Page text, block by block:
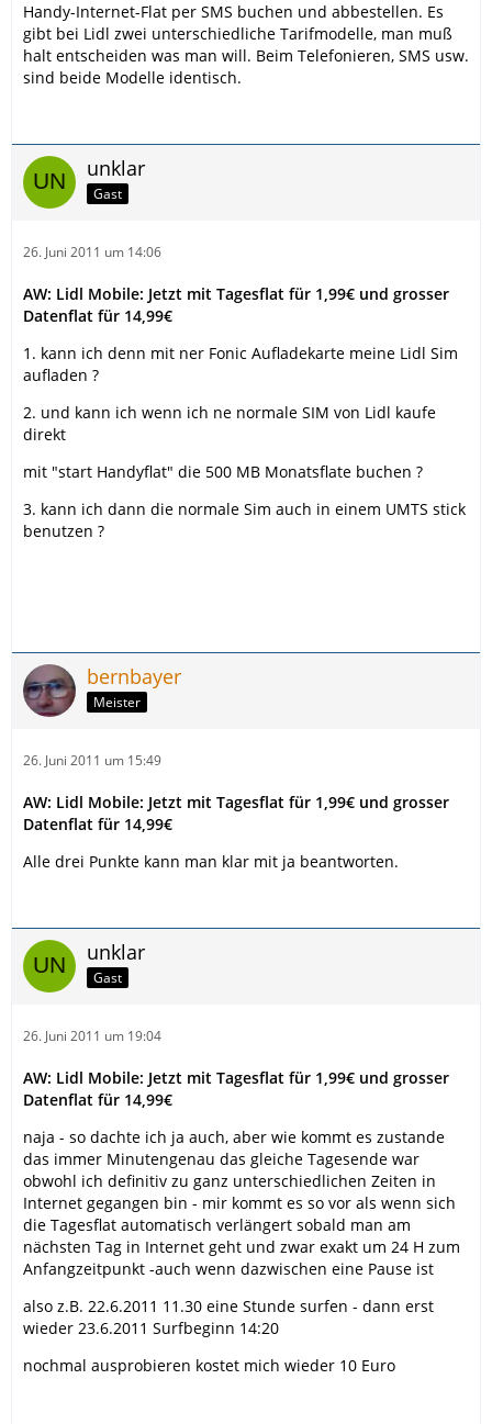
Handy-Internet-Flat per SMS buchen und abbestellen. Es
gibt bei Lidl zwei unterschiedliche Tarifmodelle, man muß
halt entscheiden was man will. Beim Telefonieren, SMS usw.
sind beide Modelle identisch.
unklar
Gast
26. Juni 2011 um 14:06
AW: Lidl Mobile: Jetzt mit Tagesflat für 1,99€ und grosser
Datenflat für 14,99€
1. kann ich denn mit ner Fonic Aufladekarte meine Lidl Sim
aufladen ?
2. und kann ich wenn ich ne normale SIM von Lidl kaufe
direkt
mit "start Handyflat" die 500 MB Monatsflate buchen ?
3. kann ich dann die normale Sim auch in einem UMTS stick
benutzen ?
bernbayer
Meister
26. Juni 2011 um 15:49
AW: Lidl Mobile: Jetzt mit Tagesflat für 1,99€ und grosser
Datenflat für 14,99€
Alle drei Punkte kann man klar mit ja beantworten.
unklar
Gast
26. Juni 2011 um 19:04
AW: Lidl Mobile: Jetzt mit Tagesflat für 1,99€ und grosser
Datenflat für 14,99€
naja - so dachte ich ja auch, aber wie kommt es zustande
das immer Minutengenau das gleiche Tagesende war
obwohl ich definitiv zu ganz unterschiedlichen Zeiten in
Internet gegangen bin - mir kommt es so vor als wenn sich
die Tagesflat automatisch verlängert sobald man am
nächsten Tag in Internet geht und zwar exakt um 24 H zum
Anfangzeitpunkt -auch wenn dazwischen eine Pause ist
also z.B. 22.6.2011 11.30 eine Stunde surfen - dann erst
wieder 23.6.2011 Surfbeginn 14:20
nochmal ausprobieren kostet mich wieder 10 Euro